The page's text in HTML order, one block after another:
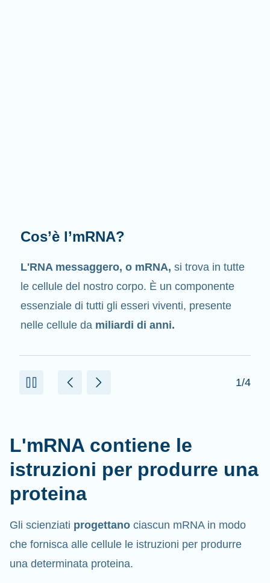
Cosa fa l'mRNA?
Come suggerisce il nome stesso, l’mRNA è un
messaggero. Interagisce con altri componenti
delle cellule, i quali intervengono nella sintesi
delle proteine.
2/4
L'mRNA contiene le
istruzioni per produrre una
proteina
Gli scienziati progettano ciascun mRNA in modo
che fornisca alle cellule le istruzioni per produrre
una determinata proteina.